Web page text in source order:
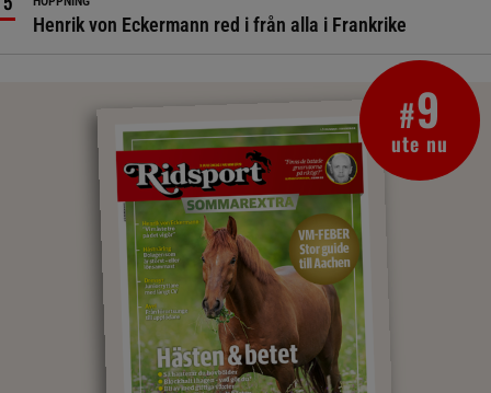
Henrik von Eckermann red i från alla i Frankrike
#9
ute nu